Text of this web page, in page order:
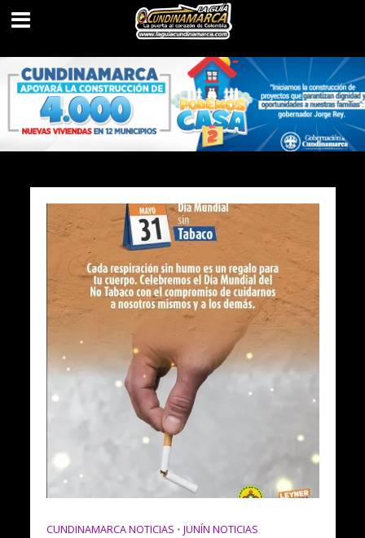
CUNDINAMARCA NOTICIAS • JUNÍN NOTICIAS